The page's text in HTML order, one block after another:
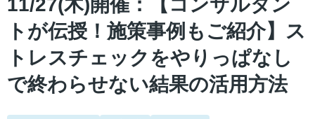
11/27(木)開催：【コンサルタン
トが伝授！施策事例もご紹介】ス
トレスチェックをやりっぱなし
で終わらせない結果の活用方法